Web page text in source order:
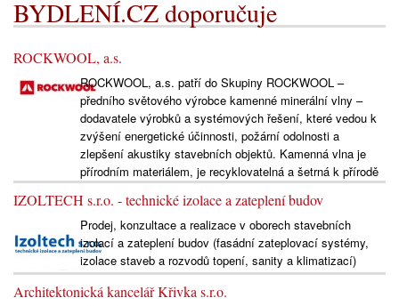
BYDLENÍ.CZ doporučuje
ROCKWOOL, a.s.
ROCKWOOL, a.s. patří do Skupiny ROCKWOOL –
předního světového výrobce kamenné minerální vlny –
dodavatele výrobků a systémových řešení, které vedou k
zvýšení energetické účinnosti, požární odolnosti a
zlepšení akustiky stavebních objektů. Kamenná vlna je
přírodním materiálem, je recyklovatelná a šetrná k přírodě
IZOLTECH s.r.o. - technické izolace a zateplení budov
Prodej, konzultace a realizace v oborech stavebních
izolací a zateplení budov (fasádní zateplovací systémy,
izolace staveb a rozvodů topení, sanity a klimatizací)
Architektonická kancelář Křivka s.r.o.